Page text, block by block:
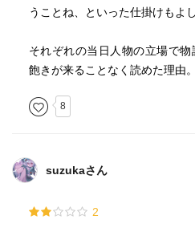
うことね、といった仕掛けもよし
それぞれの当日人物の立場で物
飽きが来ることなく読めた理由。
8
suzukaさん
2